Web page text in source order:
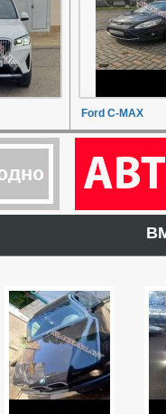
Ford C-MAX